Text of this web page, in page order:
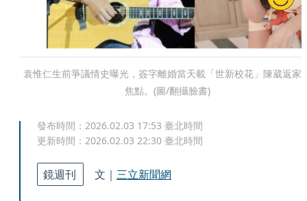
袁惟仁生前爭議情史曝光，簽字離婚當天載「世新校花」陳葳返家
焦點。(圖/翻攝臉書)
發布時間： 2026.02.03 17:53 臺北時間
更新時間： 2026.02.03 22:30 臺北時間
鏡週刊 文｜ 三立新聞網